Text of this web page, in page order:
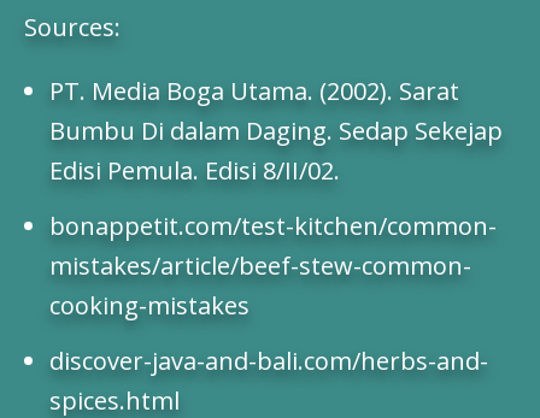
Sources:
PT. Media Boga Utama. (2002). Sarat
Bumbu Di dalam Daging. Sedap Sekejap
Edisi Pemula. Edisi 8/II/02.
bonappetit.com/test-kitchen/common-
mistakes/article/beef-stew-common-
cooking-mistakes
discover-java-and-bali.com/herbs-and-
spices.html